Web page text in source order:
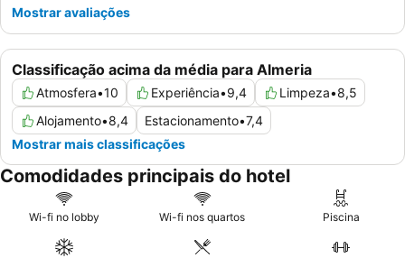
Classificação acima da média para Almeria
Atmosfera•10 Experiência•9,4 Limpeza•8,5
Alojamento•8,4 Estacionamento•7,4
Mostrar mais classificações
Mostrar avaliações
Comodidades principais do hotel
Wi-fi no lobby Wi-fi nos quartos Piscina